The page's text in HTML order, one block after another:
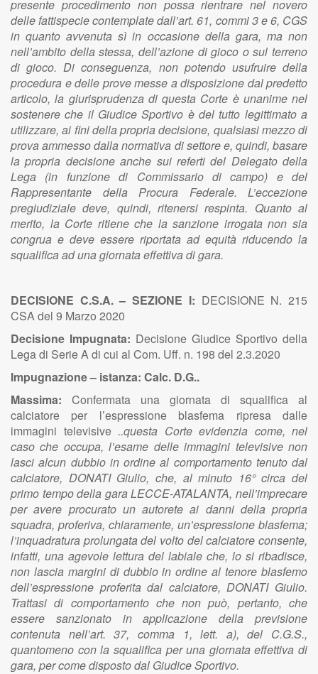
presente procedimento non possa rientrare nel novero
delle fattispecie contemplate dall’art. 61, commi 3 e 6, CGS
in quanto avvenuta sì in occasione della gara, ma non
nell’ambito della stessa, dell’azione di gioco o sul terreno
di gioco. Di conseguenza, non potendo usufruire della
procedura e delle prove messe a disposizione dal predetto
articolo, la giurisprudenza di questa Corte è unanime nel
sostenere che il Giudice Sportivo è del tutto legittimato a
utilizzare, ai fini della propria decisione, qualsiasi mezzo di
prova ammesso dalla normativa di settore e, quindi, basare
la propria decisione anche sui referti del Delegato della
Lega (in funzione di Commissario di campo) e del
Rappresentante della Procura Federale. L’eccezione
pregiudiziale deve, quindi, ritenersi respinta. Quanto al
merito, la Corte ritiene che la sanzione irrogata non sia
congrua e deve essere riportata ad equità riducendo la
squalifica ad una giornata effettiva di gara.
DECISIONE C.S.A. – SEZIONE I: DECISIONE N. 215
CSA del 9 Marzo 2020
Decisione Impugnata: Decisione Giudice Sportivo della
Lega di Serie A di cui al Com. Uff. n. 198 del 2.3.2020
Impugnazione – istanza: Calc. D.G..
Massima: Confermata una giornata di squalifica al
calciatore
per l’espressione blasfema ripresa dalle
immagini televisive ..questa Corte evidenzia come, nel
caso che occupa, l’esame delle immagini televisive non
lasci alcun dubbio in ordine al comportamento tenuto dal
calciatore, DONATI Giulio, che, al minuto 16° circa del
primo tempo della gara LECCE-ATALANTA, nell’imprecare
per avere procurato un autorete ai danni della propria
squadra, proferiva, chiaramente, un’espressione blasfema;
l’inquadratura prolungata del volto del calciatore consente,
infatti, una agevole lettura del labiale che, lo si ribadisce,
non lascia margini di dubbio in ordine al tenore blasfemo
dell’espressione proferita dal calciatore, DONATI Giulio.
Trattasi di comportamento che non può, pertanto, che
essere sanzionato in applicazione della previsione
contenuta nell’art. 37, comma 1, lett. a), del C.G.S.,
quantomeno con la squalifica per una giornata effettiva di
gara, per come disposto dal Giudice Sportivo.